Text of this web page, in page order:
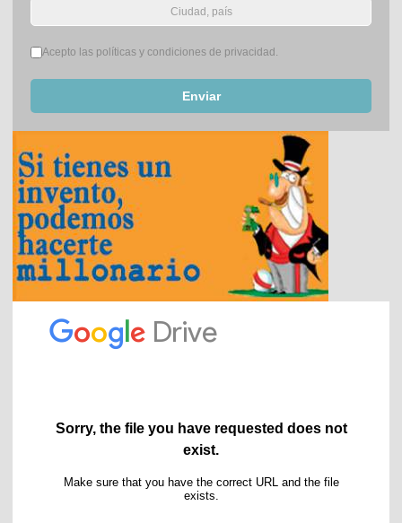
Términos del servicio*
Acepto las políticas y condiciones de privacidad.
Enviar